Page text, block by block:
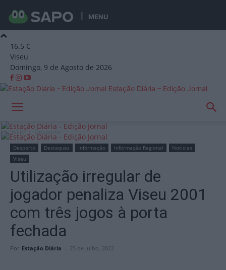
MENU
16.5 C
Viseu
Domingo, 9 de Agosto de 2026
Estação Diária – Edição Jornal
Início Desporto
Desporto Destaques Informação Informação Regional
Notícias
Viseu
Utilização irregular de
jogador penaliza Viseu 2001
com três jogos à porta
fechada
Por Estação Diária - 25 de Julho, 2022